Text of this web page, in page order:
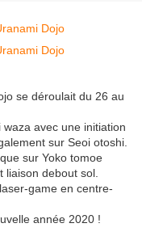
se déroulait du 26 au
avec une initiation
sur Seoi otoshi.
sur Yoko tomoe
debout sol.
game en centre-
année 2020 !